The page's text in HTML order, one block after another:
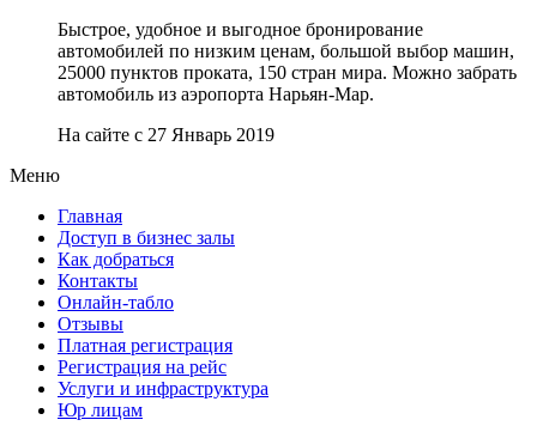
Быстрое, удобное и выгодное бронирование
автомобилей по низким ценам, большой выбор машин,
25000 пунктов проката, 150 стран мира. Можно забрать
автомобиль из аэропорта Нарьян-Мар.
На сайте с 27 Январь 2019
Меню
Главная
Доступ в бизнес залы
Как добраться
Контакты
Онлайн-табло
Отзывы
Платная регистрация
Регистрация на рейс
Услуги и инфраструктура
Юр лицам